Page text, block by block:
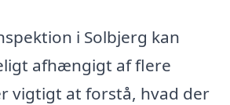
i Solbjerg kan
afhængigt af flere
vigtigt at forstå, hvad der